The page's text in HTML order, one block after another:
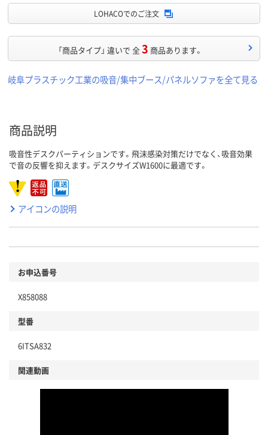
LOHACOでのご注文
「商品タイプ」 違いで 全3 商品あります。
岐阜プラスチック工業の吸音/集中ブース/パネルソファを全て見る
商品説明
吸音性デスクパーティションです。飛沫感染対策だけでなく、吸音効果
で音の反響を抑えます。デスクサイズW1600に最適です。
アイコンの説明
お申込番号
X858088
型番
6ITSA832
関連動画